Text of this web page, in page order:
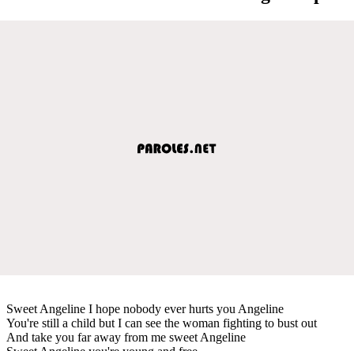
Sweet Angeline I hope nobody ever hurts you Angeline
You're still a child but I can see the woman fighting to bust out
And take you far away from me sweet Angeline